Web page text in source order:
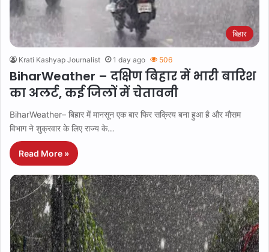
बिहार
Krati Kashyap Journalist 1 day ago 506
BiharWeather – दक्षिण बिहार में भारी बारिश
का अलर्ट, कई जिलों में चेतावनी
BiharWeather– बिहार में मानसून एक बार फिर सक्रिय बना हुआ है और मौसम
विभाग ने शुक्रवार के लिए राज्य के…
Read More »